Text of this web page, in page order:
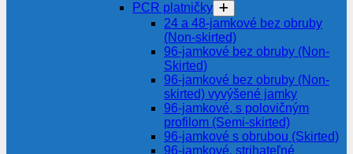
PCR platničky
24 a 48-jamkové bez obruby
(Non-skirted)
96-jamkové bez obruby (Non-
Skirted)
96-jamkové bez obruby (Non-
skirted) vyvýšené jamky
96-jamkové, s polovičným
profilom (Semi-skirted)
96-jamkové s obrubou (Skirted)
96-jamkové, strihateľné